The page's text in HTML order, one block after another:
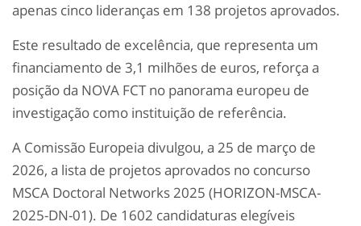
apenas cinco lideranças em 138 projetosaprovados.
Este resultado de excelência, que representa um
financiamento de 3,1 milhões de euros, reforça a
posição da NOVA FCT no panorama europeu de
investigação como instituição de referência.
A Comissão Europeia divulgou, a 25 de março de
2026, a lista de projetos aprovados no concurso
MSCA Doctoral Networks 2025 (HORIZON-MSCA-
2025-DN-01). De 1602 candidaturas elegíveis